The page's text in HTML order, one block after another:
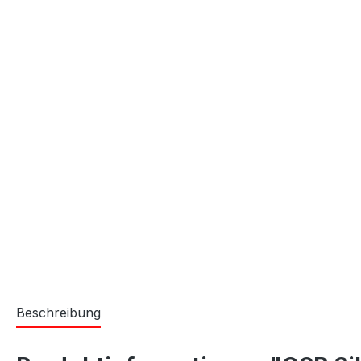
Beschreibung